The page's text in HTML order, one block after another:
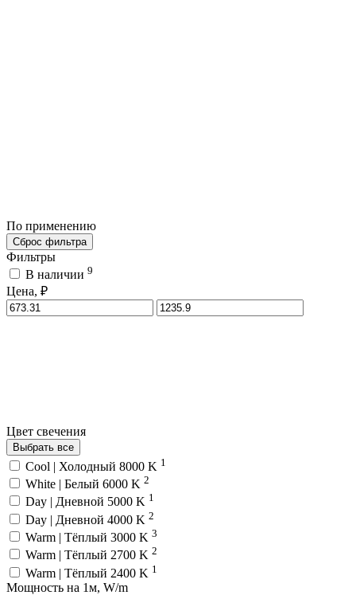
По применению
Сброс фильтра
Фильтры
В наличии 9
Цена, ₽
Цвет свечения
Выбрать все
Cool | Холодный 8000 K 1
White | Белый 6000 K 2
Day | Дневной 5000 K 1
Day | Дневной 4000 K 2
Warm | Тёплый 3000 K 3
Warm | Тёплый 2700 K 2
Warm | Тёплый 2400 K 1
Мощность на 1м, W/m